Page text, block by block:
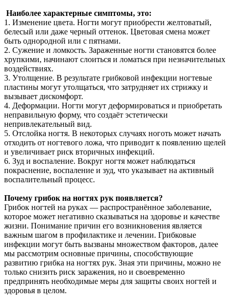
Наиболее характерные симптомы, это:
1. Изменение цвета. Ногти могут приобрести желтоватый,
белесый или даже черный оттенок. Цветовая смена может
быть однородной или с пятнами.
2. Сужение и ломкость. Зараженные ногти становятся более
хрупкими, начинают слоиться и ломаться при незначительных
воздействиях.
3. Утолщение. В результате грибковой инфекции ногтевые
пластины могут утолщаться, что затрудняет их стрижку и
вызывает дискомфорт.
4. Деформации. Ногти могут деформироваться и приобретать
неправильную форму, что создаёт эстетически
непривлекательный вид.
5. Отслойка ногтя. В некоторых случаях ноготь может начать
отходить от ногтевого ложа, что приводит к появлению щелей
и увеличивает риск вторичных инфекций.
6. Зуд и воспаление. Вокруг ногтя может наблюдаться
покраснение, воспаление и зуд, что указывает на активный
воспалительный процесс.
Почему грибок на ногтях рук появляется?
Грибок ногтей на руках — распространённое заболевание,
которое может негативно сказываться на здоровье и качестве
жизни. Понимание причин его возникновения является
важным шагом в профилактике и лечении. Грибковые
инфекции могут быть вызваны множеством факторов, далее
мы рассмотрим основные причины, способствующие
развитию грибка на ногтях рук. Зная эти причины, можно не
только снизить риск заражения, но и своевременно
предпринять необходимые меры для защиты своих ногтей и
здоровья в целом.